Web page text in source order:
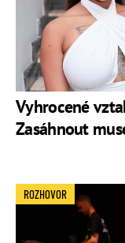
Vyhrocené
Zasáhnout
ROZHOVOR